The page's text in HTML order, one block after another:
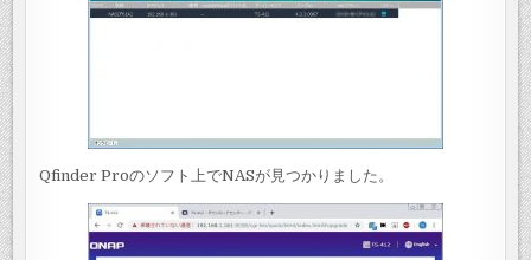
Qfinder Proのソフト上でNASが見つかりました。